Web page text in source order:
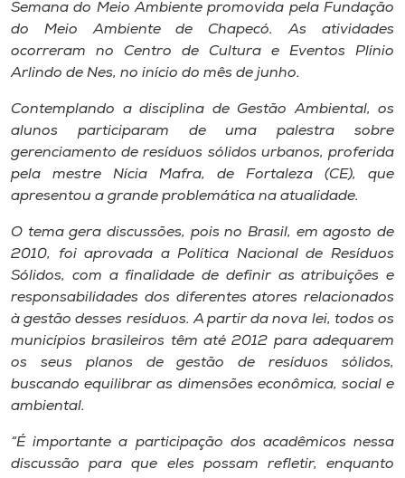
Biblioteca
Editora
Rádio
Museu
Unoesc
Store
Selecione
A+
Semana do Meio Ambiente promovida pela Fundação
do Meio Ambiente de Chapecó. As atividades
ocorreram no Centro de Cultura e Eventos Plínio
Arlindo de Nes, no início do mês de junho.
Contemplando a disciplina de Gestão Ambiental, os
alunos participaram de uma palestra sobre
gerenciamento de resíduos sólidos urbanos, proferida
pela mestre Nícia Mafra, de Fortaleza (CE), que
apresentou a grande problemática na atualidade.
O tema gera discussões, pois no Brasil, em agosto de
2010, foi aprovada a Política Nacional de Resíduos
Sólidos, com a finalidade de definir as atribuições e
responsabilidades dos diferentes atores relacionados
à gestão desses resíduos. A partir da nova lei, todos os
municípios brasileiros têm até 2012 para adequarem
os seus planos de gestão de resíduos sólidos,
buscando equilibrar as dimensões econômica, social e
ambiental.
“É importante a participação dos acadêmicos nessa
discussão para que eles possam refletir, enquanto